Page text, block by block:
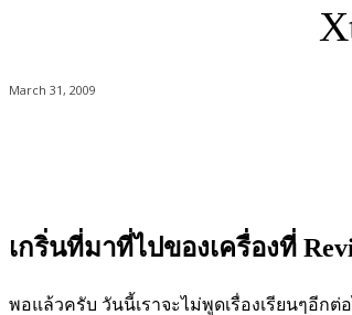
March 31, 2009
เกริ่นที่มาที่ไปของเครื่องที่
พอแล้วครับ วันนี้เราจะไม่พูดเรื่องเรียนๆอีกต่